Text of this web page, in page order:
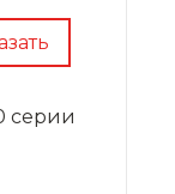
серии